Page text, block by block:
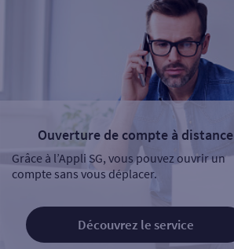
Ouverture de compte à distance
Grâce à l’Appli SG, vous pouvez ouvrir un
compte sans vous déplacer.
Découvrez le service